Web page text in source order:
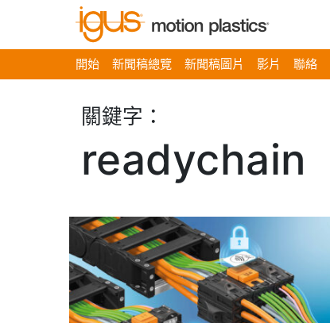
開始 新聞稿總覽 新聞稿圖片 影片 聯絡
關鍵字：
readychain